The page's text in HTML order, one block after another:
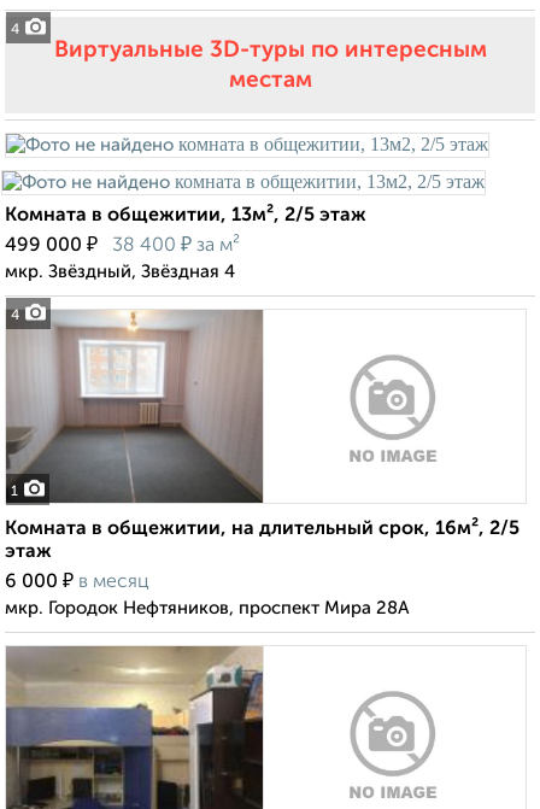
4
Виртуальные 3D-туры по интересным
местам
4
Комната в общежитии, 13м², 2/5 этаж
499 000 ₽ 38 400 ₽ за м²
мкр. Звёздный, Звёздная 4
1
Комната в общежитии, на длительный срок, 16м², 2/5
этаж
6 000 ₽ в месяц
мкр. Городок Нефтяников, проспект Мира 28А